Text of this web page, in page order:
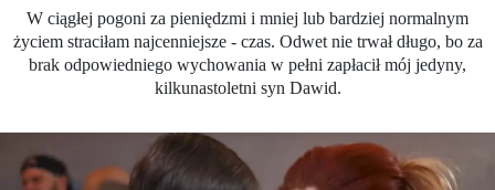
W ciągłej pogoni za pieniędzmi i mniej lub bardziej normalnym
życiem straciłam najcenniejsze - czas. Odwet nie trwał długo, bo za
brak odpowiedniego wychowania w pełni zapłacił mój jedyny,
kilkunastoletni syn Dawid.